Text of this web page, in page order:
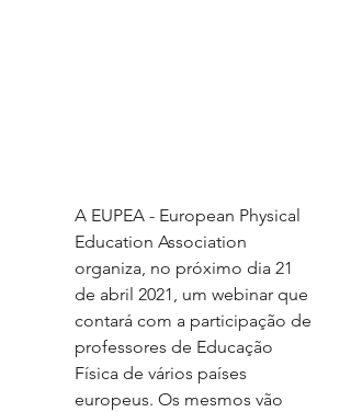
A EUPEA - European Physical
Education Association
organiza, no próximo dia 21
de abril 2021, um webinar que
contará com a participação de
professores de Educação
Física de vários países
europeus. Os mesmos vão